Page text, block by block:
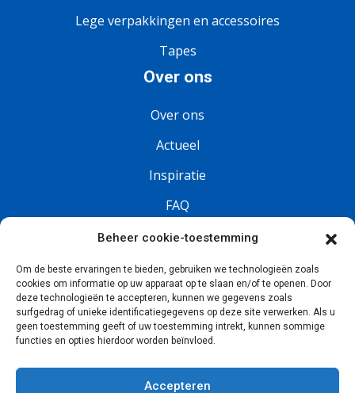
Beheer cookie-toestemming
Om de beste ervaringen te bieden, gebruiken we technologieën zoals
cookies om informatie op uw apparaat op te slaan en/of te openen. Door
deze technologieën te accepteren, kunnen we gegevens zoals
surfgedrag of unieke identificatiegegevens op deze site verwerken. Als u
geen toestemming geeft of uw toestemming intrekt, kunnen sommige
functies en opties hierdoor worden beïnvloed.
Accepteren
Lege verpakkingen en accessoires
Tapes
Over ons
Over ons
Actueel
Inspiratie
FAQ
Vacatures
Volg ons